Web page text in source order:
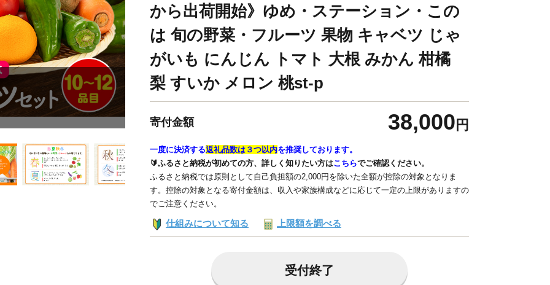
から出荷開始》ゆめ・ステーション・この
は 旬の野菜・フルーツ 果物 キャベツ じゃ
がいも にんじん トマト 大根 みかん 柑橘
梨 すいか メロン 桃st-p
寄付金額 38,000 円
一度に決済する返礼品数は３つ以内を推奨しております。
🔰ふるさと納税が初めての方、詳しく知りたい方はこちらでご確認ください。
ふるさと納税では原則として自己負担額の2,000円を除いた全額が控除の対象となりま
す。控除の対象となる寄付金額は、収入や家族構成などに応じて一定の上限がありますの
でご注意ください。
仕組みについて知る 上限額を調べる
受付終了